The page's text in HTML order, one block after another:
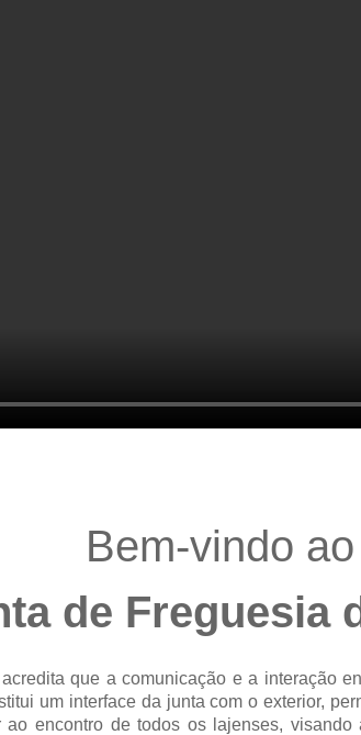
Bem-vindo
de Freguesia
que a comunicação e a interação
um interface da junta com o exterior,
ao encontro de todos os lajenses,